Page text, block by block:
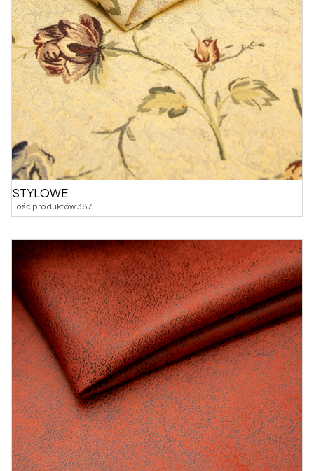
STYLOWE
Ilość produktów 387